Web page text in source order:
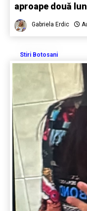
aproape două
Gabriela Erdic
Stiri Botosani